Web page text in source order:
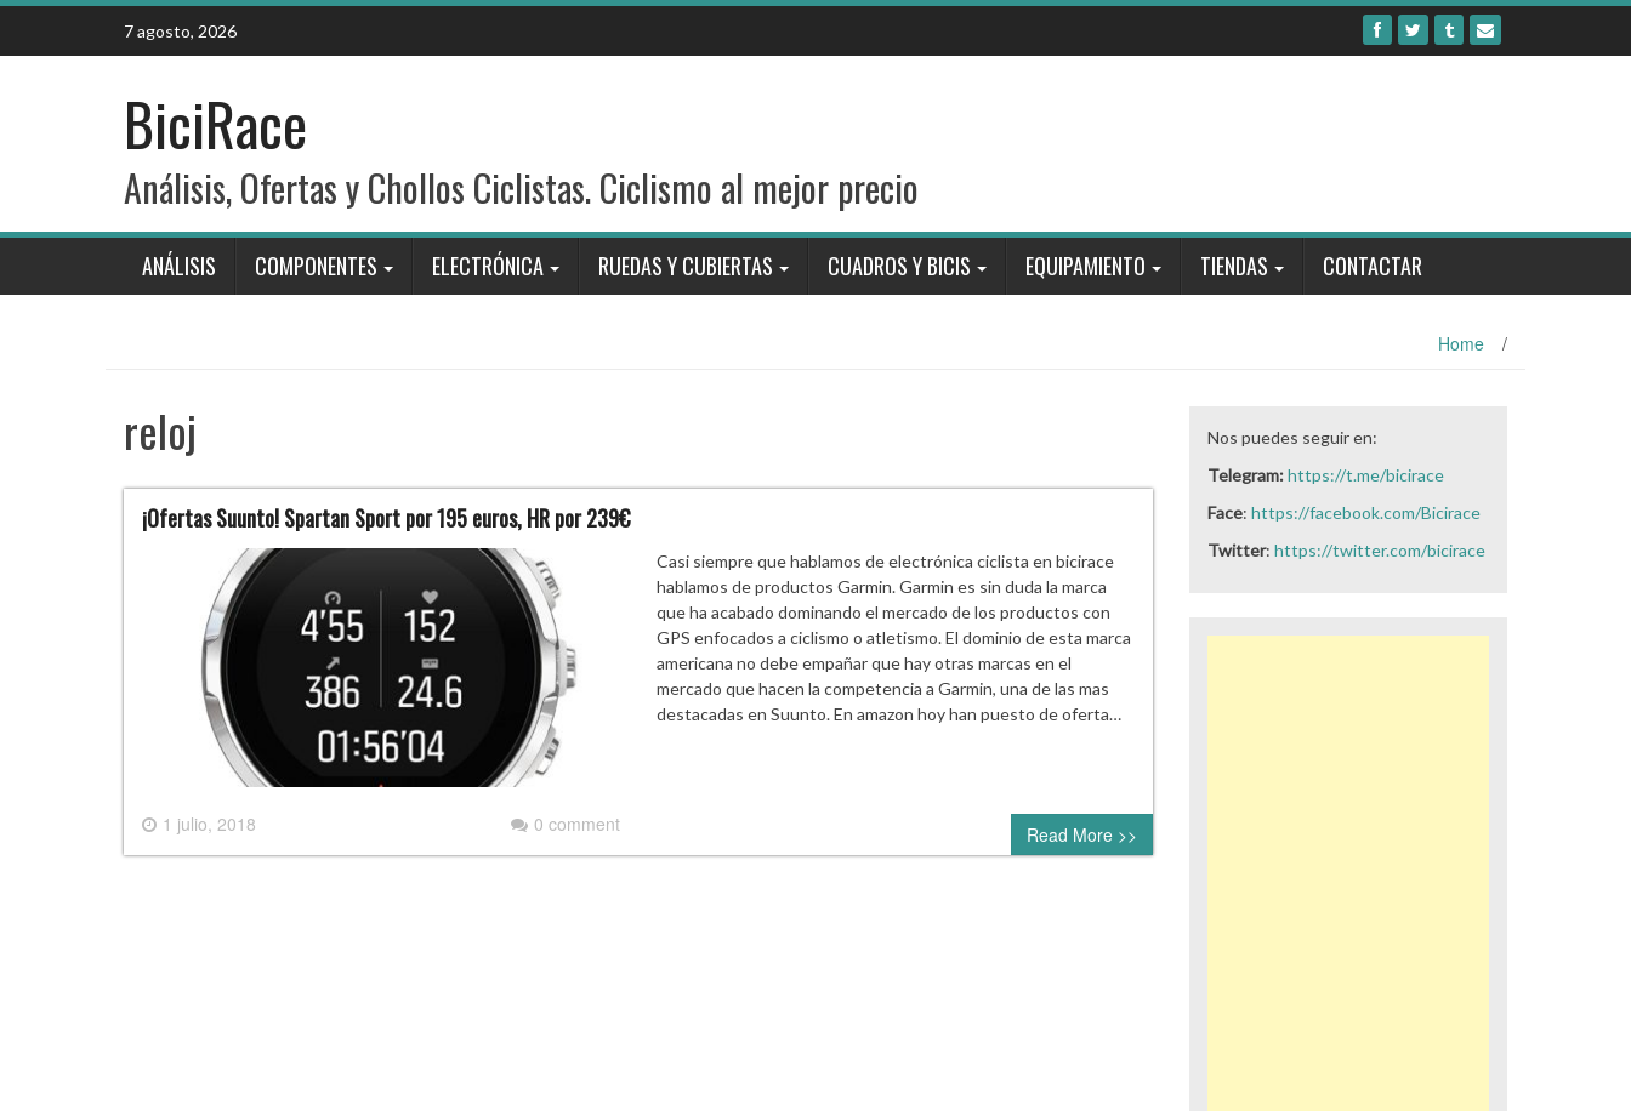
Skip
content
7 agosto, 2026
BiciRace
Análisis, Ofertas y Chollos Ciclistas. Ciclismo al mejor precio
ANÁLISIS COMPONENTES ELECTRÓNICA RUEDAS Y CUBIERTAS CUADROS Y BICIS EQUIPAMIENTO TIENDAS CONTACTAR
Home /
reloj
¡Ofertas Suunto! Spartan Sport por 195 euros, HR por 239€
1 julio, 2018 0 comment
Casi siempre que hablamos de electrónica ciclista en bicirace
hablamos de productos Garmin. Garmin es sin duda la marca
que ha acabado dominando el mercado de los productos con
GPS enfocados a ciclismo o atletismo. El dominio de esta marca
americana no debe empañar que hay otras marcas en el
mercado que hacen la competencia a Garmin, una de las mas
destacadas en Suunto. En amazon hoy han puesto de oferta…
Read More >>
Nos puedes seguir en:
Telegram:https://t.me/bicirace
Face: https://facebook.com/Bicirace
Twitter: https://twitter.com/bicirace